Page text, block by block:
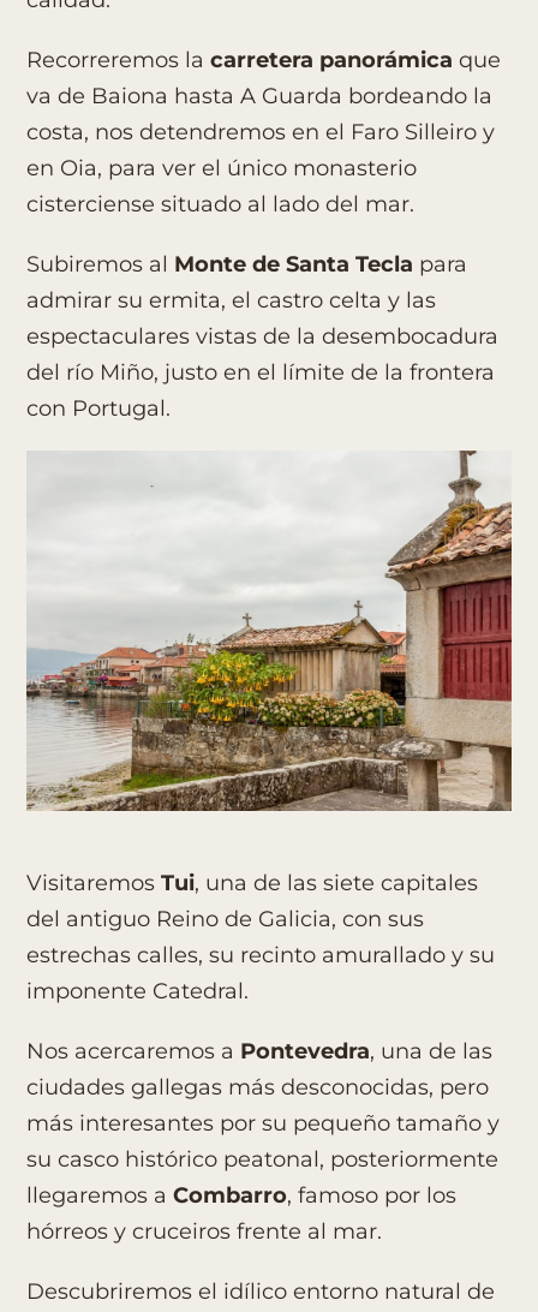
Recorreremos lacarretera panorámicaque
va de Baiona hasta A Guarda bordeando la
costa, nos detendremos en el Faro Silleiro y
en Oia, para ver el único monasterio
cisterciense situado al lado del mar.
Subiremos al Monte de Santa Tecla para
admirar su ermita, el castro celta y las
espectaculares vistas de la desembocadura
del río Miño, justo en el límite de la frontera
con Portugal.
VisitaremosTui, una de las siete capitales
del antiguo Reino de Galicia, con sus
estrechas calles, su recinto amurallado y su
imponente Catedral.
Nos acercaremos a Pontevedra, una de las
ciudades gallegas más desconocidas, pero
más interesantes por su pequeño tamaño y
su casco histórico peatonal, posteriormente
llegaremos aCombarro, famoso por los
hórreos y cruceiros frente al mar.
Descubriremos el idílico entorno natural de